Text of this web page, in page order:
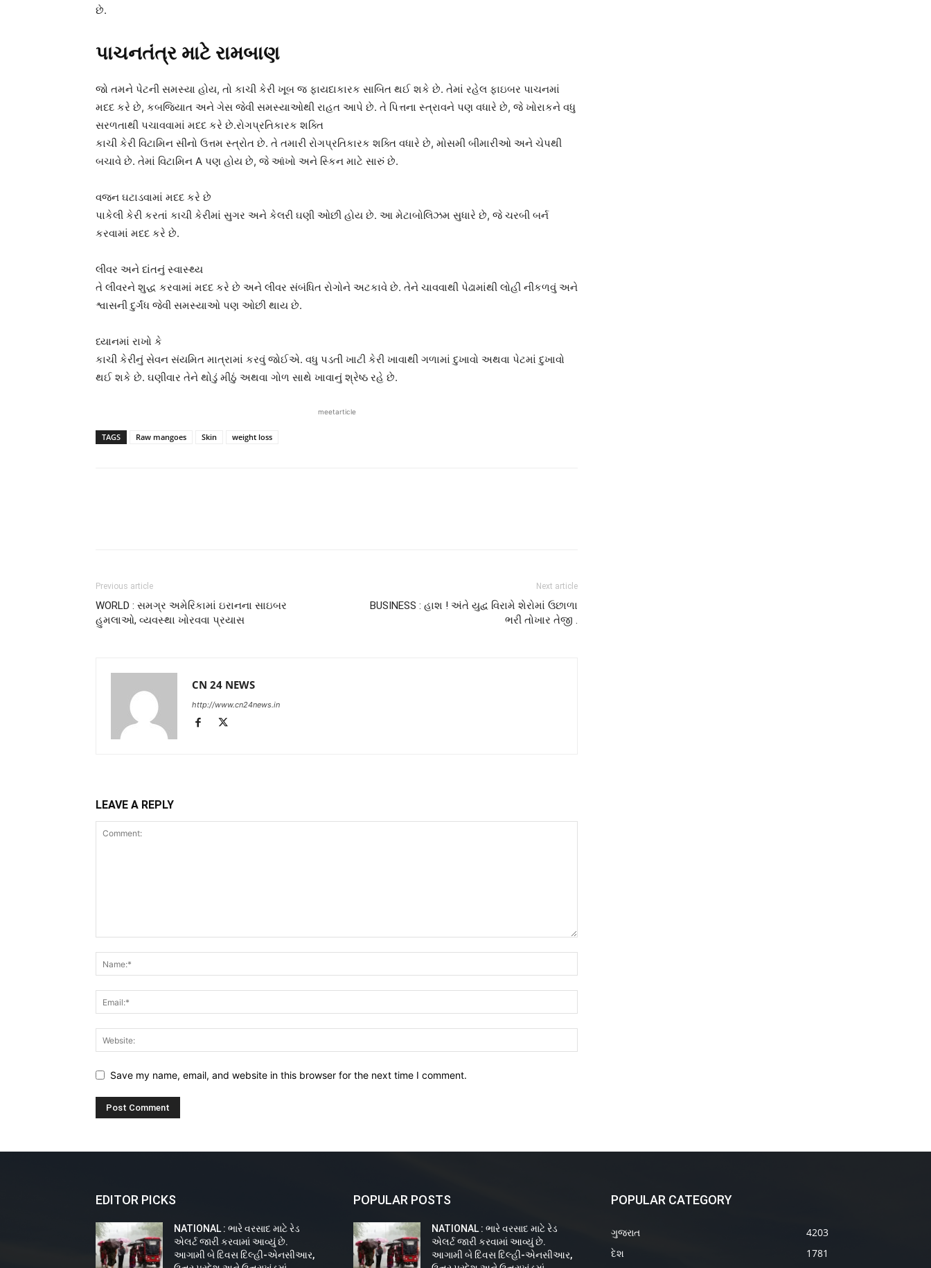
છે.
પાચનતંત્ર માટે રામબાણ
જો તમને પેટની સમસ્યા હોય, તો કાચી કેરી ખૂબ જ ફાયદાકારક સાબિત થઈ શકે છે. તેમાં રહેલ ફાઇબર પાચનમાં
મદદ કરે છે, કબજિયાત અને ગેસ જેવી સમસ્યાઓથી રાહત આપે છે. તે પિત્તના સ્ત્રાવને પણ વધારે છે, જે ખોરાકને વધુ
સરળતાથી પચાવવામાં મદદ કરે છે.રોગપ્રતિકારક શક્તિ
કાચી કેરી વિટામિન સીનો ઉત્તમ સ્ત્રોત છે. તે તમારી રોગપ્રતિકારક શક્તિ વધારે છે, મોસમી બીમારીઓ અને ચેપથી
બચાવે છે. તેમાં વિટામિન A પણ હોય છે, જે આંખો અને સ્કિન માટે સારું છે.
વજન ઘટાડવામાં મદદ કરે છે
પાકેલી કેરી કરતાં કાચી કેરીમાં સુગર અને કેલરી ઘણી ઓછી હોય છે. આ મેટાબોલિઝમ સુધારે છે, જે ચરબી બર્ન
કરવામાં મદદ કરે છે.
લીવર અને દાંતનું સ્વાસ્થ્ય
તે લીવરને શુદ્ધ કરવામાં મદદ કરે છે અને લીવર સંબંધિત રોગોને અટકાવે છે. તેને ચાવવાથી પેઢામાંથી લોહી નીકળવું અને
શ્વાસની દુર્ગંધ જેવી સમસ્યાઓ પણ ઓછી થાય છે.
ધ્યાનમાં રાખો કે
કાચી કેરીનું સેવન સંયમિત માત્રામાં કરવું જોઈએ. વધુ પડતી ખાટી કેરી ખાવાથી ગળામાં દુખાવો અથવા પેટમાં દુખાવો
થઈ શકે છે. ઘણીવાર તેને થોડું મીઠું અથવા ગોળ સાથે ખાવાનું શ્રેષ્ઠ રહે છે.
meetarticle
TAGS Raw mangoes Skin weight loss
Previous article
WORLD : સમગ્ર અમેરિકામાં ઇરાનના સાઇબર
હુમલાઓ, વ્યવસ્થા ખોરવવા પ્રયાસ
Next article
BUSINESS : હાશ ! અંતે યુદ્વ વિરામે શેરોમાં ઉછાળા
ભરી તોખાર તેજી .
CN 24 NEWS
http://www.cn24news.in
LEAVE A REPLY
Save my name, email, and website in this browser for the next time I comment.
EDITOR PICKS
NATIONAL : ભારે વરસાદ માટે રેડ
એલર્ટ જારી કરવામાં આવ્યું છે.
આગામી બે દિવસ દિલ્હી-એનસીઆર,
POPULAR POSTS
NATIONAL : ભારે વરસાદ માટે રેડ
એલર્ટ જારી કરવામાં આવ્યું છે.
આગામી બે દિવસ દિલ્હી-એનસીઆર,
POPULAR CATEGORY
ગુજરાત
4203
દેશ
1781